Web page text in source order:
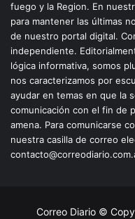
fuego y la Region. En
para mantener las últimas
de nuestro portal digital.
independiente.
lógica informativa, somos
nos caracterizamos por
ayudar en temas en que la
comunicación con el fin de
amena. Para comunicarse
nuestra casilla de correo
Correo Diario ©